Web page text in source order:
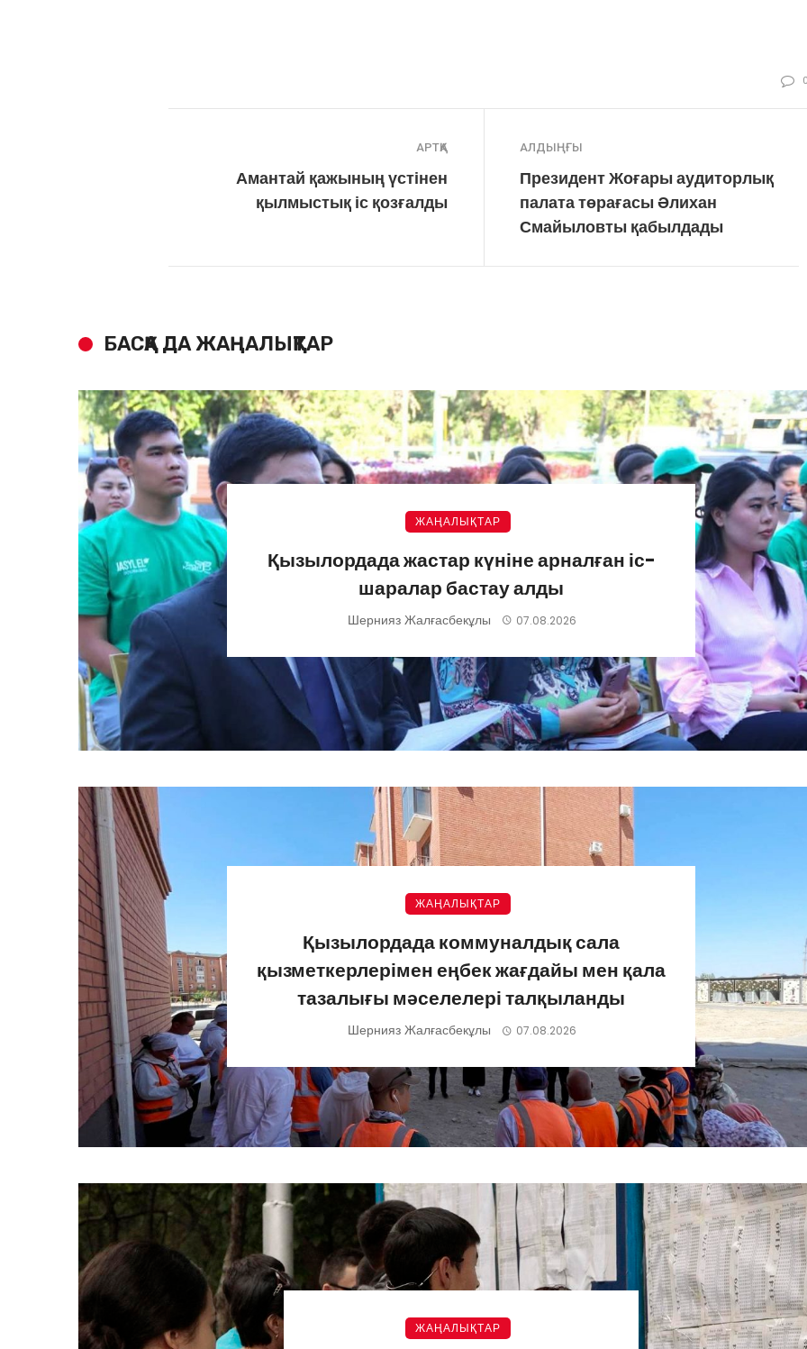
0
АРТҚА
Амантай қажының үстінен
қылмыстық іс қозғалды
АЛДЫҢҒЫ
Президент Жоғары аудиторлық
палата төрағасы Әлихан
Смайыловты қабылдады
БАСҚА ДА ЖАҢАЛЫҚТАР
ЖАҢАЛЫҚТАР
Қызылордада жастар күніне арналған іс-
шаралар бастау алды
Шернияз Жалғасбекұлы 07.08.2026
ЖАҢАЛЫҚТАР
Қызылордада коммуналдық сала
қызметкерлерімен еңбек жағдайы мен қала
тазалығы мәселелері талқыланды
Шернияз Жалғасбекұлы 07.08.2026
ЖАҢАЛЫҚТАР